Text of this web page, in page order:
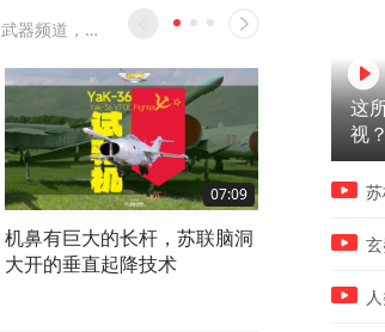
武器大讲堂是一个独立的、教育性和纪实性的中文武器频道，致力于军事技术和武器科技的发展科普。
07:09
机鼻有巨大的长杆，苏联脑洞
大开的垂直起降技术
单价2万人民
这
视？